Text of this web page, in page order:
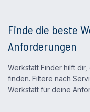
Finde die beste
Anforderungen
Werkstatt Finder hilft
finden. Filtere nach
Werkstatt für deine